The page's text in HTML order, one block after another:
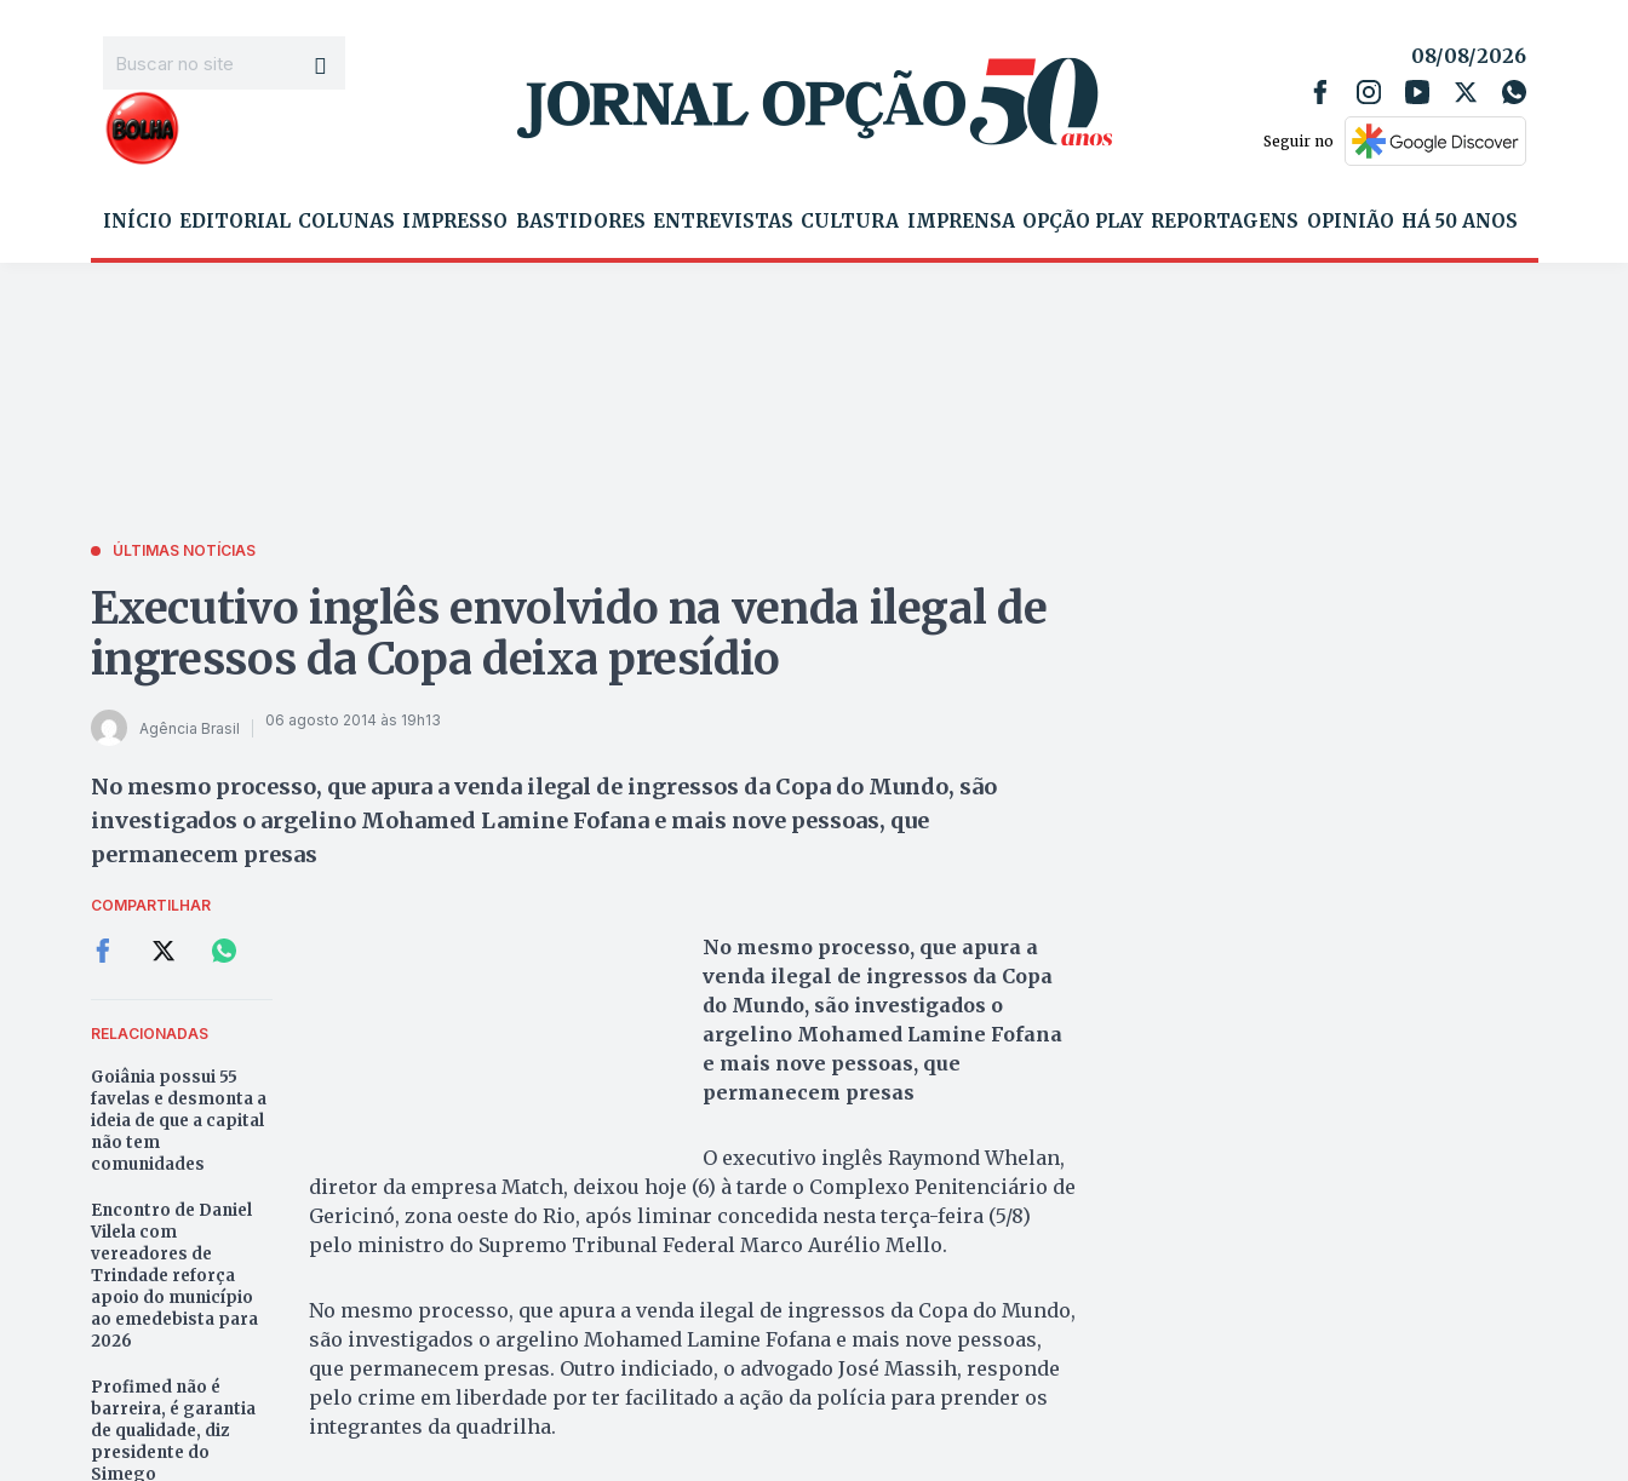
08/08/2026
Seguir no
INÍCIO EDITORIAL COLUNAS IMPRESSO BASTIDORES ENTREVISTAS CULTURA IMPRENSA OPÇÃO PLAY REPORTAGENS OPINIÃO HÁ 50 ANOS
ÚLTIMAS NOTÍCIAS
Executivo inglês envolvido na venda ilegal de
ingressos da Copa deixa presídio
Agência Brasil 06 agosto 2014 às 19h13
No mesmo processo, que apura a venda ilegal de ingressos da Copa do Mundo, são
investigados o argelino Mohamed Lamine Fofana e mais nove pessoas, que
permanecem presas
COMPARTILHAR
RELACIONADAS
Goiânia possui 55
favelas e desmonta a
ideia de que a capital
não tem
comunidades
Encontro de Daniel
Vilela com
vereadores de
Trindade reforça
apoio do município
ao emedebista para
2026
Profimed não é
barreira, é garantia
de qualidade, diz
presidente do
Simego
No mesmo processo, que apura a
venda ilegal de ingressos da Copa
do Mundo, são investigados o
argelino Mohamed Lamine Fofana
e mais nove pessoas, que
permanecem presas
O executivo inglês Raymond Whelan,
diretor da empresa Match, deixou hoje (6) à tarde o Complexo Penitenciário de
Gericinó, zona oeste do Rio, após liminar concedida nesta terça-feira (5/8)
pelo ministro do Supremo Tribunal Federal Marco Aurélio Mello.
No mesmo processo, que apura a venda ilegal de ingressos da Copa do Mundo,
são investigados o argelino Mohamed Lamine Fofana e mais nove pessoas,
que permanecem presas. Outro indiciado, o advogado José Massih, responde
pelo crime em liberdade por ter facilitado a ação da polícia para prender os
integrantes da quadrilha.